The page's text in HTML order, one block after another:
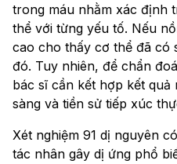
trong máu nhằm xác định
thể với từng yếu tố. Nếu
cao cho thấy cơ thể đã có
đó. Tuy nhiên, để chẩn
bác sĩ cần kết hợp kết
sàng và tiền sử tiếp xúc
Xét nghiệm 91 dị nguyên
tác nhân gây dị ứng phổ